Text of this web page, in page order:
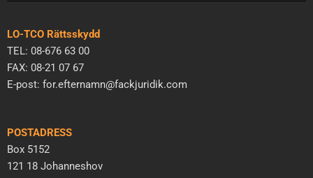
LO-TCO Rättsskydd
TEL: 08-676 63 00
FAX: 08-21 07 67
E-post: for.efternamn@fackjuridik.com
POSTADRESS
Box 5152
121 18 Johanneshov